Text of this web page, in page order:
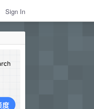
Sign In